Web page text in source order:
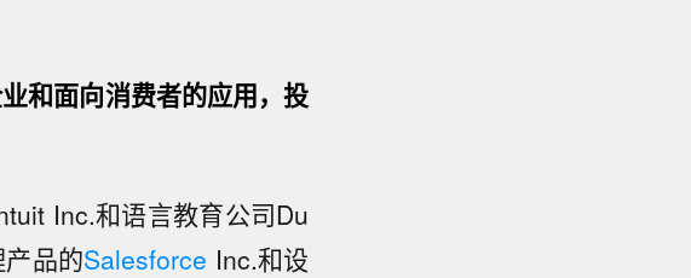
和面向消费者的应用，投
Inc.和语言教育公司Du
品的Salesforce Inc.和设